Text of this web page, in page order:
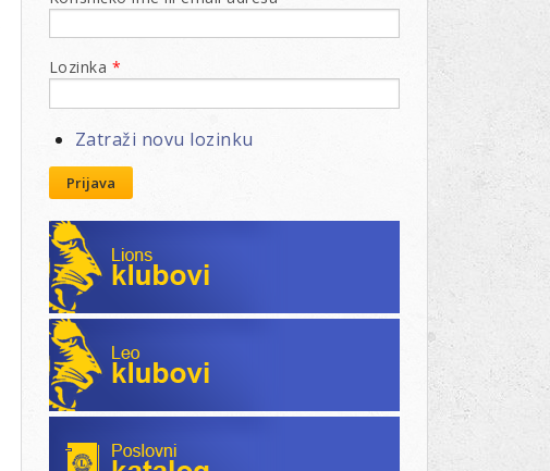
Lozinka *
Zatraži novu lozinku
Prijava
Lions klubovi
Leo klubovi